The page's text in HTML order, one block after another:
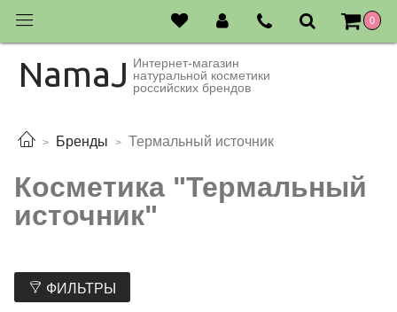
0
NamaJ Интернет-магазин
натуральной косметики
российских брендов
Бренды Термальный источник
Косметика "Термальный
источник"
ФИЛЬТРЫ